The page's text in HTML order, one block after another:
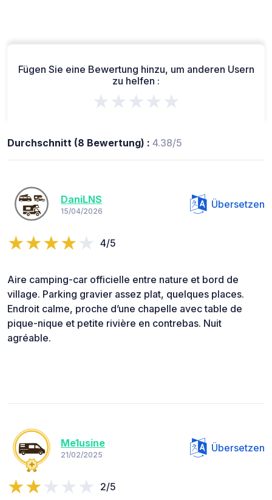
Fügen Sie eine Bewertung hinzu, um anderen Usern
zu helfen :
★★★★★
Durchschnitt (8 Bewertung) : 4.38/5
DaniLNS
15/04/2026
Übersetzen
4/5
Aire camping-car officielle entre nature et bord de
village. Parking gravier assez plat, quelques places.
Endroit calme, proche d’une chapelle avec table de
pique-nique et petite rivière en contrebas. Nuit
agréable.
Me1usine
21/02/2025
Übersetzen
2/5